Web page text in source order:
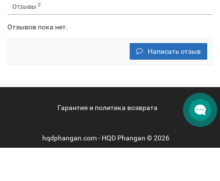
Отзывы 0
Отзывов пока нет.
Написать отзыв
Гарантия и политика возврата
hqdphangan.com - HQD Phangan © 2026